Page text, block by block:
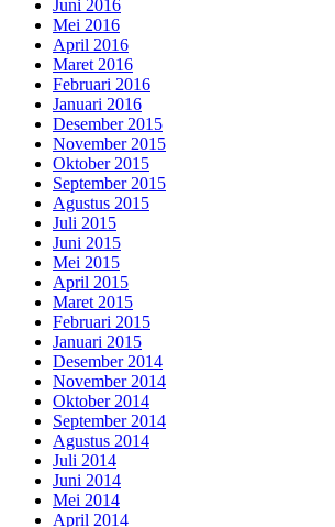
Juni 2016
Mei 2016
April 2016
Maret 2016
Februari 2016
Januari 2016
Desember 2015
November 2015
Oktober 2015
September 2015
Agustus 2015
Juli 2015
Juni 2015
Mei 2015
April 2015
Maret 2015
Februari 2015
Januari 2015
Desember 2014
November 2014
Oktober 2014
September 2014
Agustus 2014
Juli 2014
Juni 2014
Mei 2014
April 2014